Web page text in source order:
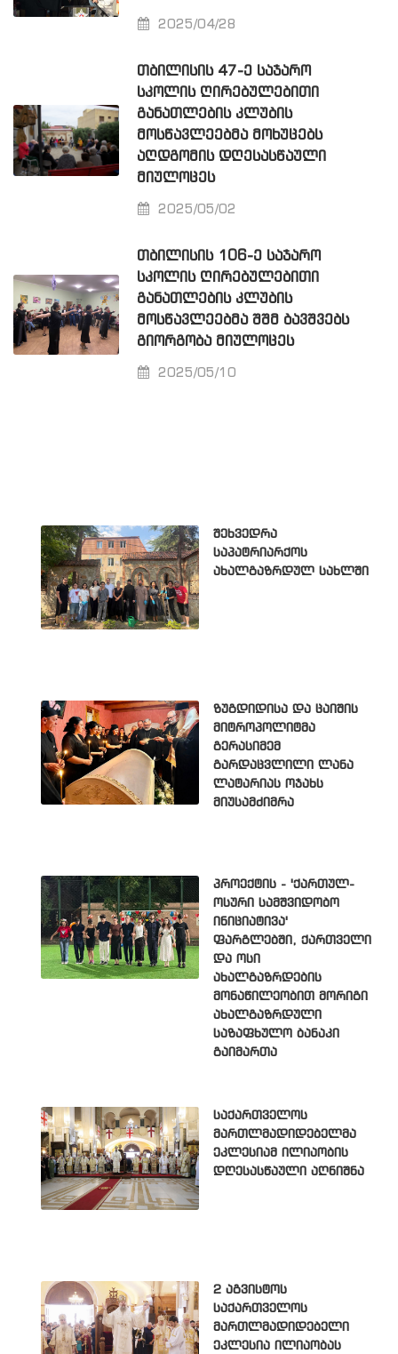
2025/04/28
ᲗᲑᲘᲚᲘᲡᲘᲡ 47-Ე ᲡᲐᲯᲐᲠᲝ
ᲡᲙᲝᲚᲘᲡ ᲦᲘᲠᲔᲑᲣᲚᲔᲑᲘᲗᲘ
ᲒᲐᲜᲐᲗᲚᲔᲑᲘᲡ ᲙᲚᲣᲑᲘᲡ
ᲛᲝᲡᲬᲐᲕᲚᲔᲔᲑᲛᲐ ᲛᲝᲮᲣᲪᲔᲑᲡ
ᲐᲦᲓᲒᲝᲛᲘᲡ ᲓᲦᲔᲡᲐᲡᲬᲐᲣᲚᲘ
ᲛᲘᲣᲚᲝᲪᲔᲡ
2025/05/02
ᲗᲑᲘᲚᲘᲡᲘᲡ 106-Ე ᲡᲐᲯᲐᲠᲝ
ᲡᲙᲝᲚᲘᲡ ᲦᲘᲠᲔᲑᲣᲚᲔᲑᲘᲗᲘ
ᲒᲐᲜᲐᲗᲚᲔᲑᲘᲡ ᲙᲚᲣᲑᲘᲡ
ᲛᲝᲡᲬᲐᲕᲚᲔᲔᲑᲛᲐ ᲨᲨᲛ ᲑᲐᲕᲨᲕᲔᲑᲡ
ᲒᲘᲝᲠᲒᲝᲑᲐ ᲛᲘᲣᲚᲝᲪᲔᲡ
2025/05/10
შეხვედრა
საპატრიარქოს
ახალგაზრდულ სახლში
ზუგდიდისა და ცაიშის
მიტროპოლიტმა
გერასიმემ
გარდაცვლილი ლანა
ლატარიას ოჯახს
მიუსამძიმრა
პროექტის - 'ქართულ-
ოსური სამშვიდობო
ინიციატივა'
ფარგლებში, ქართველი
და ოსი
ახალგაზრდების
მონაწილეობით მორიგი
ახალგაზრდული
საზაფხულო ბანაკი
გაიმართა
საქართველოს
მართლმადიდებელმა
ეკლესიამ ილიაობის
დღესასწაული აღნიშნა
2 აგვისტოს
საქართველოს
მართლმადიდებელი
ეკლესია ილიაობას